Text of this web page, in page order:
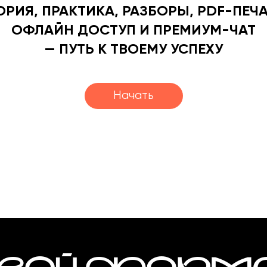
ПРАКТИКА, РАЗБОРЫ, PDF-
ОФЛАЙН ДОСТУП И ПРЕМИУМ-ЧАТ
— ПУТЬ К ТВОЕМУ УСПЕХУ
Начать